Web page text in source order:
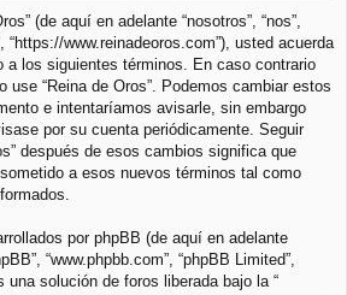
rs
e
(de aquí en adelante “nosotros”, “nos”,
“https://www.reinadeoros.com”), usted acuerda
a los siguientes términos. En caso contrario
use “Reina de Oros”. Podemos cambiar estos
e intentaríamos avisarle, sin embargo
por su cuenta periódicamente. Seguir
después de esos cambios significa que
a esos nuevos términos tal como
por phpBB (de aquí en adelante
“www.phpbb.com”, “phpBB Limited”,
una solución de foros liberada bajo la “